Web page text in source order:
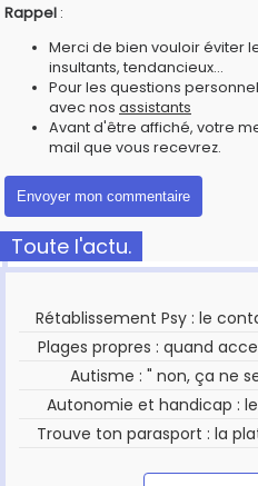
Rappel :
Merci de bien vouloir éviter
insultants, tendancieux...
Pour les questions
avec nos assistants
Avant d'être affiché, votre
mail que vous recevrez.
Toute l'actu.
Rétablissement Psy : le
Plages propres : quand
Autisme : " non, ça ne
Autonomie et handicap :
Trouve ton parasport : la